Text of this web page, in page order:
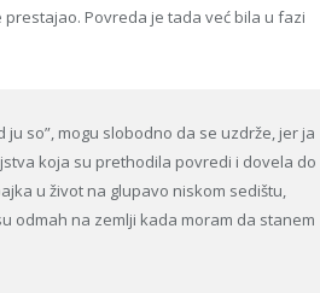
Povreda je tada već bila u fazi
so”, mogu slobodno da se uzdrže, jer ja
koja su prethodila povredi i dovela do
u život na glupavo niskom sedištu,
odmah na zemlji kada moram da stanem